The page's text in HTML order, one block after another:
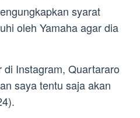
syarat
oleh Yamaha agar dia
Instagram, Quartararo
saya tentu saja akan